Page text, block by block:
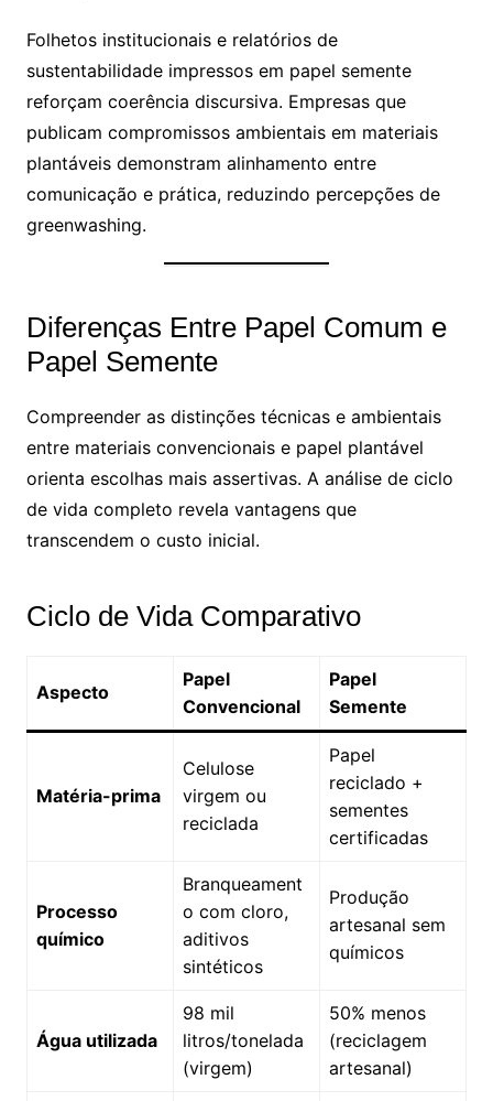
Folhetos institucionais e relatórios de
sustentabilidade impressos em papel semente
reforçam coerência discursiva. Empresas que
publicam compromissos ambientais em materiais
plantáveis demonstram alinhamento entre
comunicação e prática, reduzindo percepções de
greenwashing.
Diferenças Entre Papel Comum e
Papel Semente
Compreender as distinções técnicas e ambientais
entre materiais convencionais e papel plantável
orienta escolhas mais assertivas. A análise de ciclo
de vida completo revela vantagens que
transcendem o custo inicial.
Ciclo de Vida Comparativo
Aspecto
Papel
Convencional
Papel
Semente
Matéria-prima
Celulose
virgem ou
reciclada
Papel
reciclado +
sementes
certificadas
Processo
químico
Branqueament
o com cloro,
aditivos
sintéticos
Produção
artesanal sem
químicos
Água utilizada
98 mil
litros/tonelada
(virgem)
50% menos
(reciclagem
artesanal)